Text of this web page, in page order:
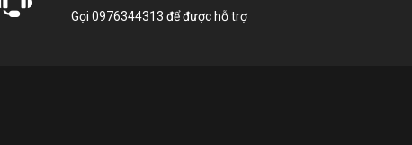
Gọi 0976344313 để được hỗ trợ